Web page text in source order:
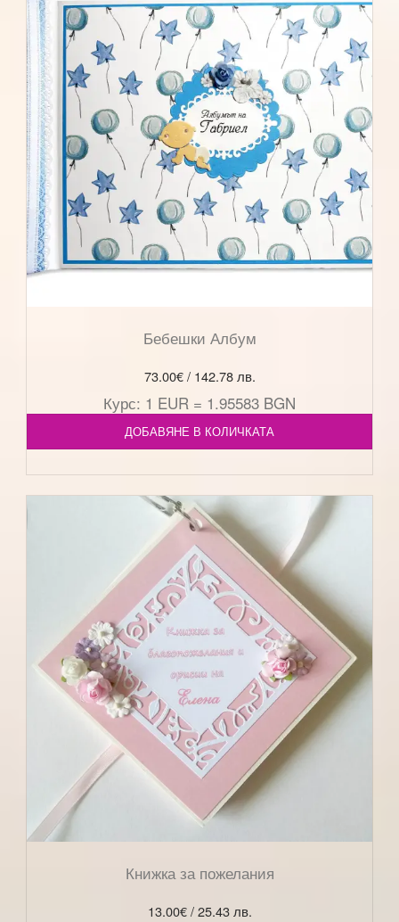
Бебешки Албум
73.00€/ 142.78 лв.
Курс: 1 EUR = 1.95583 BGN
ДОБАВЯНЕ В КОЛИЧКАТА
Книжка за пожелания
13.00€/ 25.43 лв.